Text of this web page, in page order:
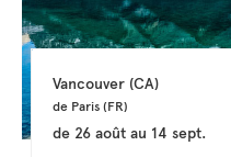
Vancouver (CA)
de Paris (FR)
de 26 aoûtau 14 sept.